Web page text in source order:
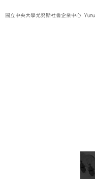
to國立中央大學尤努斯社會企業中心